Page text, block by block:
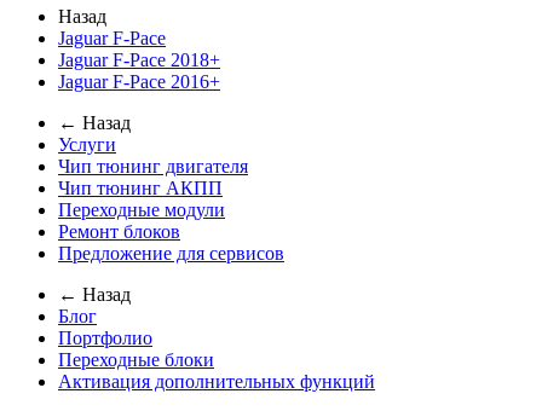
Назад
Jaguar F-Pace
Jaguar F-Pace 2018+
Jaguar F-Pace 2016+
← Назад
Услуги
Чип тюнинг двигателя
Чип тюнинг АКПП
Переходные модули
Ремонт блоков
Предложение для сервисов
← Назад
Блог
Портфолио
Переходные блоки
Активация дополнительных функций